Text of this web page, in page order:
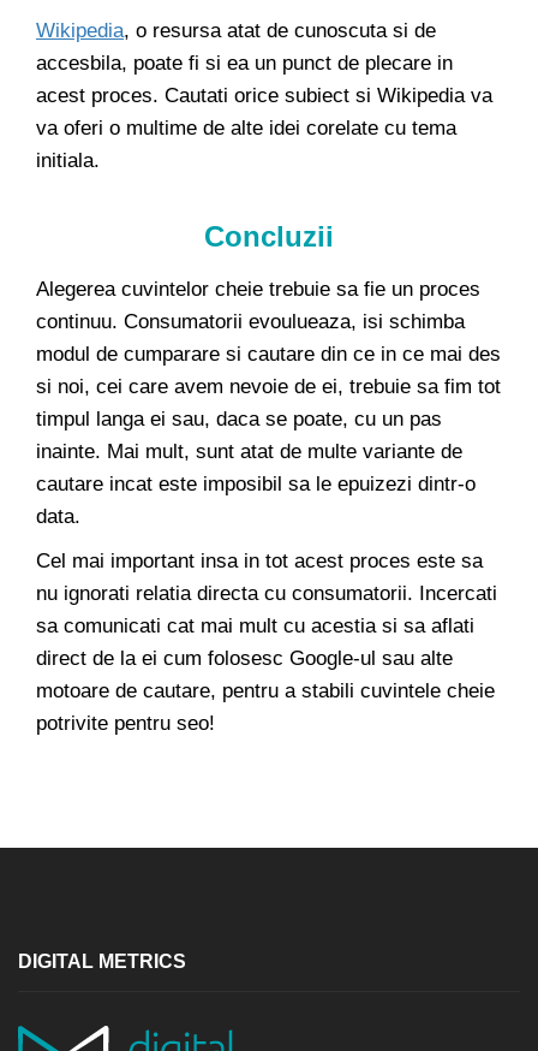
Wikipedia, o resursa atat de cunoscuta si de
accesbila, poate fi si ea un punct de plecare in
acest proces. Cautati orice subiect si Wikipedia va
va oferi o multime de alte idei corelate cu tema
initiala.
Concluzii
Alegerea cuvintelor cheie trebuie sa fie un proces
continuu. Consumatorii evoulueaza, isi schimba
modul de cumparare si cautare din ce in ce mai des
si noi, cei care avem nevoie de ei, trebuie sa fim tot
timpul langa ei sau, daca se poate, cu un pas
inainte. Mai mult, sunt atat de multe variante de
cautare incat este imposibil sa le epuizezi dintr-o
data.
Cel mai important insa in tot acest proces este sa
nu ignorati relatia directa cu consumatorii. Incercati
sa comunicati cat mai mult cu acestia si sa aflati
direct de la ei cum folosesc Google-ul sau alte
motoare de cautare, pentru a stabili cuvintele cheie
potrivite pentru seo!
DIGITAL METRICS